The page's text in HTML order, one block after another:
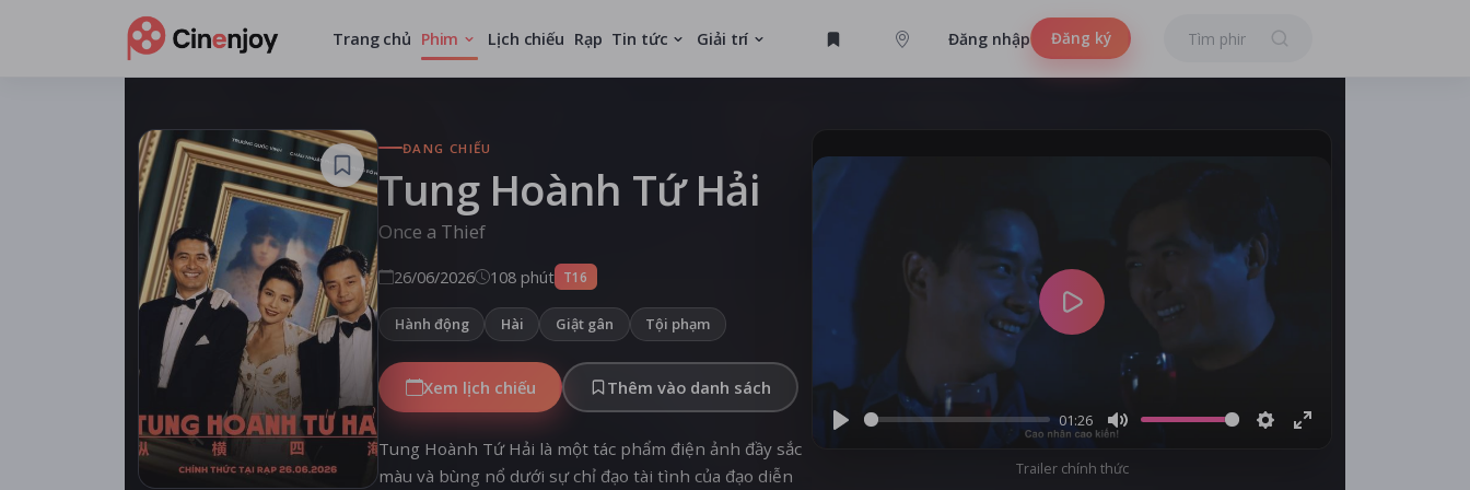
Trang chủ Phim Lịch chiếu Rạp Tin tức Giải trí Đăng nhập Đăng ký
ĐANG CHIẾU
Tung Hoành Tứ Hải
Once a Thief
26/06/2026 108 phút T16
Hành động Hài Giật gân Tội phạm
Xem lịch chiếu Thêm vào danh sách
Tung Hoành Tứ Hải là một tác phẩm điện ảnh đầy sắc
màu và bùng nổ dưới sự chỉ đạo tài tình của đạo diễn
01:26
Play
Trailer chính thức